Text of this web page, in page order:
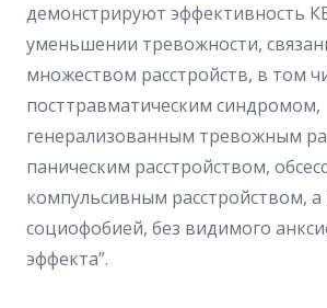
демонстрируют эффективность
уменьшении тревожности,
множеством расстройств, в том
посттравматическим синдромом,
генерализованным тревожным
паническим расстройством,
компульсивным расстройством, а
социофобией, без видимого
эффекта”.